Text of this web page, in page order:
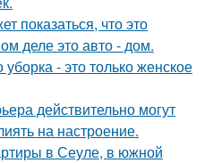
показаться, что это
деле это авто - дом.
- это только женское
действительно могут
на настроение.
в Сеуле, в южной